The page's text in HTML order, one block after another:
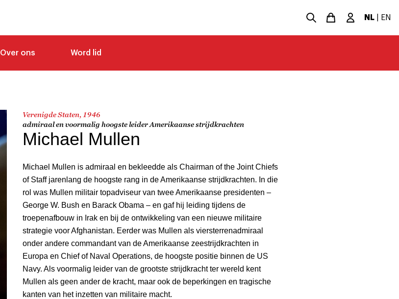
NL EN
Over ons Word lid
Verenigde Staten, 1946
admiraal en voormalig hoogste leider Amerikaanse strijdkrachten
Michael Mullen
Michael Mullen is admiraal en bekleedde als Chairman of the Joint Chiefs
of Staff jarenlang de hoogste rang in de Amerikaanse strijdkrachten. In die
rol was Mullen militair topadviseur van twee Amerikaanse presidenten –
George W. Bush en Barack Obama – en gaf hij leiding tijdens de
troepenafbouw in Irak en bij de ontwikkeling van een nieuwe militaire
strategie voor Afghanistan. Eerder was Mullen als viersterrenadmiraal
onder andere commandant van de Amerikaanse zeestrijdkrachten in
Europa en Chief of Naval Operations, de hoogste positie binnen de US
Navy. Als voormalig leider van de grootste strijdkracht ter wereld kent
Mullen als geen ander de kracht, maar ook de beperkingen en tragische
kanten van het inzetten van militaire macht.